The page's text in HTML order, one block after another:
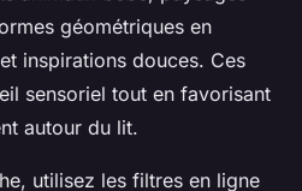
géométriques en
inspirations douces. Ces
sensoriel tout en favorisant
autour du lit.
utilisez les filtres en ligne